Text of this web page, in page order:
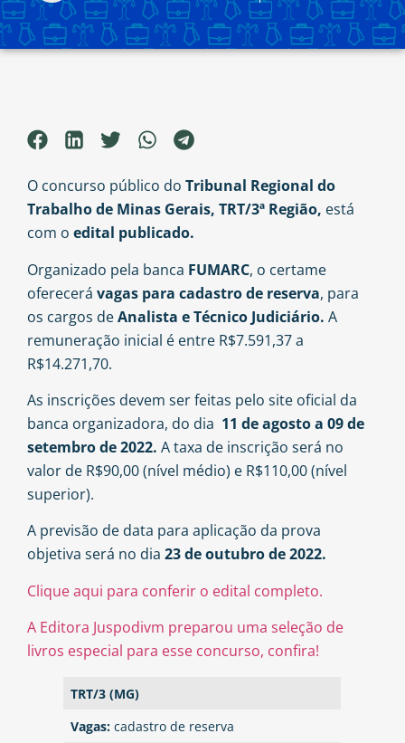
O concurso público do Tribunal Regional do
Trabalho de Minas Gerais, TRT/3ª Região, está
com o edital publicado.
Organizado pela banca FUMARC, o certame
oferecerá vagas para cadastro de reserva, para
os cargos deAnalista e Técnico Judiciário. A
remuneração inicial é entre R$7.591,37 a
R$14.271,70.
As inscrições devem ser feitas pelo site oficial da
banca organizadora, do dia 11 de agosto a 09 de
setembro de 2022. A taxa de inscrição será no
valor de R$90,00 (nível médio) e R$110,00 (nível
superior).
A previsão de data para aplicação da prova
objetiva será no dia 23 de outubro de 2022.
Clique aqui para conferir o edital completo.
A Editora Juspodivm preparou uma seleção de
livros especial para esse concurso, confira!
TRT/3 (MG)
Vagas: cadastro de reserva